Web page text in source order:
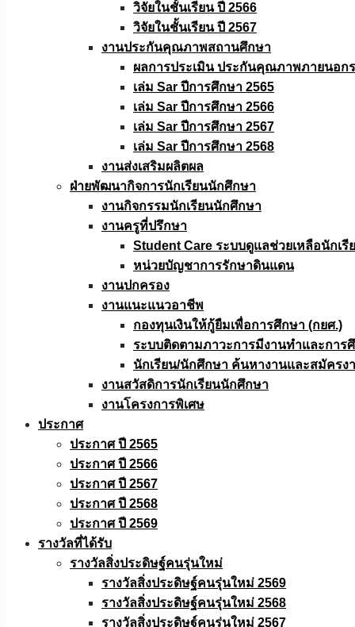
วิจัยในชั้นเรียน ปี 2566
วิจัยในชั้นเรียน ปี 2567
งานประกันคุณภาพสถานศึกษา
ผลการประเมิน ประกันคุณภาพภายนอก
เล่ม Sar ปีการศึกษา 2565
เล่ม Sar ปีการศึกษา 2566
เล่ม Sar ปีการศึกษา 2567
เล่ม Sar ปีการศึกษา 2568
งานส่งเสริมผลิตผล
ฝ่ายพัฒนากิจการนักเรียนนักศึกษา
งานกิจกรรมนักเรียนนักศึกษา
งานครูที่ปรึกษา
Student Care ระบบดูแลช่วยเหลือนักเรี
หน่วยบัญชาการรักษาดินแดน
งานปกครอง
งานแนะแนวอาชีพ
กองทุนเงินให้กู้ยืมเพื่อการศึกษา (กยศ.)
ระบบติดตามภาวะการมีงานทำและการ
นักเรียน/นักศึกษา ค้นหางานและสมัครง
งานสวัสดิการนักเรียนนักศึกษา
งานโครงการพิเศษ
ประกาศ
ประกาศ ปี 2565
ประกาศ ปี 2566
ประกาศ ปี 2567
ประกาศ ปี 2568
ประกาศ ปี 2569
รางวัลที่ได้รับ
รางวัลสิ่งประดิษฐ์คนรุ่นใหม่
รางวัลสิ่งประดิษฐ์คนรุ่นใหม่ 2569
รางวัลสิ่งประดิษฐ์คนรุ่นใหม่ 2568
รางวัลสิ่งประดิษฐ์คนรุ่นใหม่ 2567